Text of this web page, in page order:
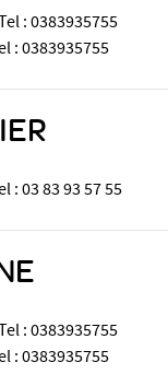
:0383935755
:0383935755
:03 83 93 57 55
:0383935755
:0383935755